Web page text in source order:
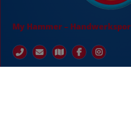
My Hammer –